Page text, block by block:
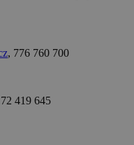
, 776 760 700
419 645